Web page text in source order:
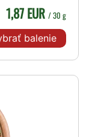
1,87 EUR / 30 g
balenie